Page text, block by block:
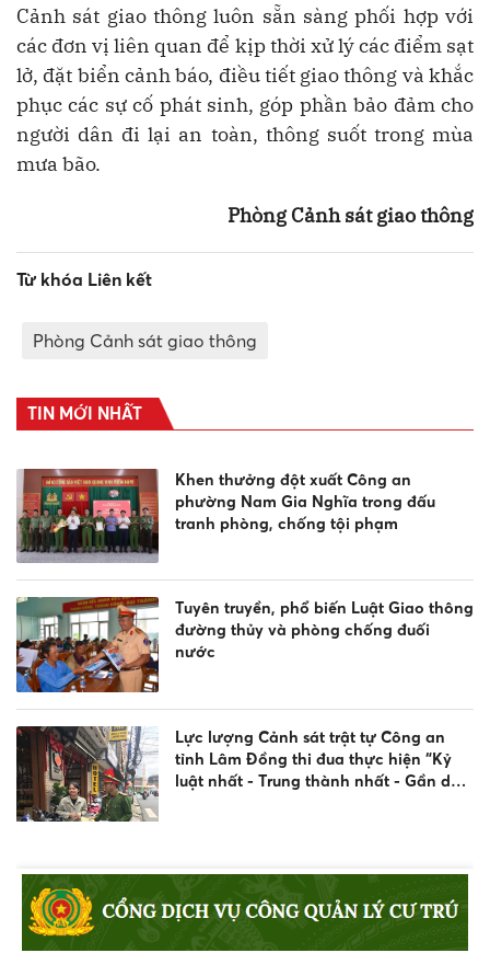
Cảnh sát giao thông luôn sẵn sàng phối hợp với
các đơn vị liên quan để kịp thời xử lý các điểm sạt
lở, đặt biển cảnh báo, điều tiết giao thông và khắc
phục các sự cố phát sinh, góp phần bảo đảm cho
người dân đi lại an toàn, thông suốt trong mùa
mưa bão.
Phòng Cảnh sát giao thông
Từ khóa Liên kết
Phòng Cảnh sát giao thông
TIN MỚI NHẤT
Khen thưởng đột xuất Công an
phường Nam Gia Nghĩa trong đấu
tranh phòng, chống tội phạm
Tuyên truyền, phổ biến Luật Giao thông
đường thủy và phòng chống đuối
nước
Lực lượng Cảnh sát trật tự Công an
tỉnh Lâm Đồng thi đua thực hiện “Kỷ
luật nhất - Trung thành nhất - Gần dân
rộng